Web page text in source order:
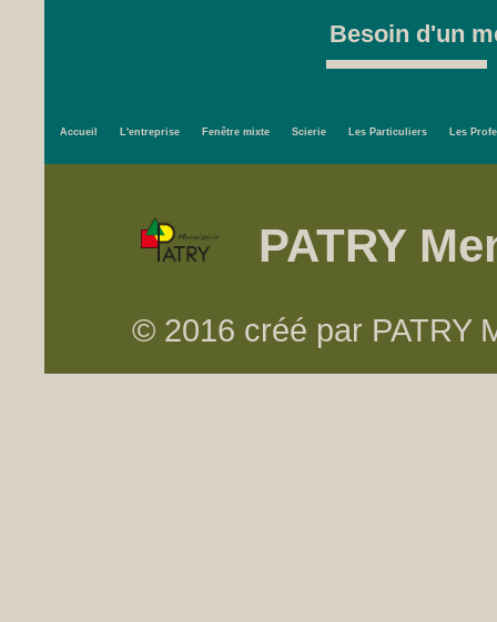
Besoin d'un
Accueil L'entreprise Fenêtre mixte Scierie Les Particuliers Les
PATRY
© 2016 créé par PATRY